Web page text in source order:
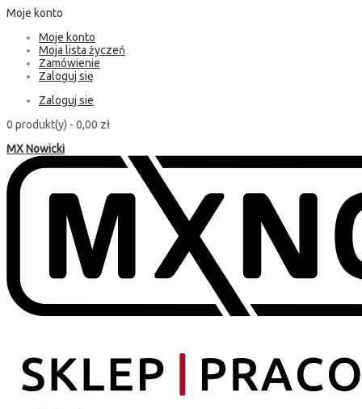
Moje konto
Moje konto
Moja lista życzeń
Zamówienie
Zaloguj się
Zaloguj sie
0 produkt(y) - 0,00 zł
MX Nowicki